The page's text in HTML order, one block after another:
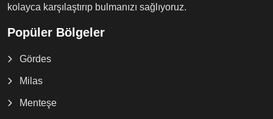
kolayca karşılaştırıp bulmanızı sağlıyoruz.
Popüler Bölgeler
Gördes
Milas
Menteşe